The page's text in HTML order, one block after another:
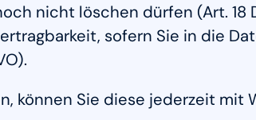
nicht löschen dürfen (Art.
sofern Sie in die
können Sie diese jederzeit mit